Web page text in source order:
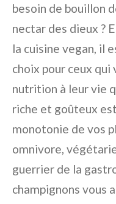
besoin de bouillon
nectar des dieux ?
la cuisine vegan, il
choix pour ceux
nutrition à leur vie
riche et goûteux
monotonie de vos
omnivore,
guerrier de la
champignons vous